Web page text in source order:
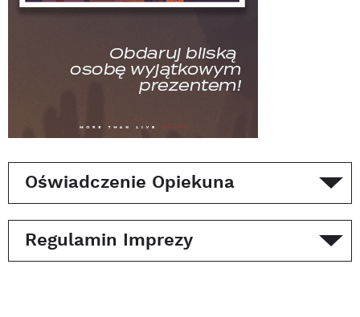
Oświadczenie Opiekuna
Regulamin Imprezy